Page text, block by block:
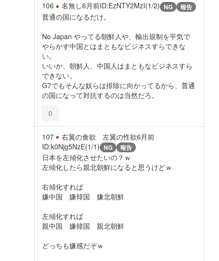
106 名無し6月前ID:EzNTY2MzI(1/2) NG 報告
普通の国になるだけ。
No Japan やってる朝鮮人や、輸出規制を平気で
やらかす中国とはまともなビジネスすらできな
い。
いいか、朝鮮人、中国人はまともなビジネスすら
できない。
G7でもそんな奴らは排除に向かってるから、普通
の国になって対抗するのは当然だろ。
0
107 右翼の食欲 左翼の性欲6月前
ID:k0Njg5NzE(1/1) NG 報告
日本を左傾化させたいの？ｗ
左傾化したら親北朝鮮になると思うけどｗ
右傾化すれば
嫌中国 嫌韓国 嫌北朝鮮
左傾化すれば
親中国 嫌韓国 親北朝鮮
どっちも嫌感だぞｗ